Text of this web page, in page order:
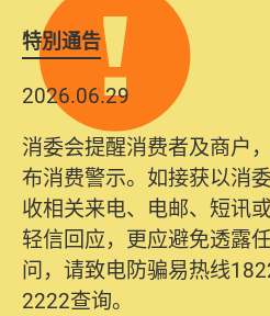
特別通告
2026.06.29
消委会提醒消费者及商户
布消费警示。如接获以消
收相关来电、电邮、短讯
轻信回应，更应避免透露
问，请致电防骗易热线
2222查询。